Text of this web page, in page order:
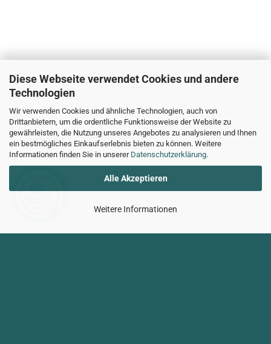
Diese Webseite verwendet Cookies und andere
Technologien
Wir verwenden Cookies und ähnliche Technologien, auch von
Drittanbietern, um die ordentliche Funktionsweise der Website zu
gewährleisten, die Nutzung unseres Angebotes zu analysieren und Ihnen
ein bestmögliches Einkaufserlebnis bieten zu können. Weitere
Informationen finden Sie in unserer Datenschutzerklärung.
Alle Akzeptieren
Weitere Informationen
Wie kann ich Ihnen helfen?